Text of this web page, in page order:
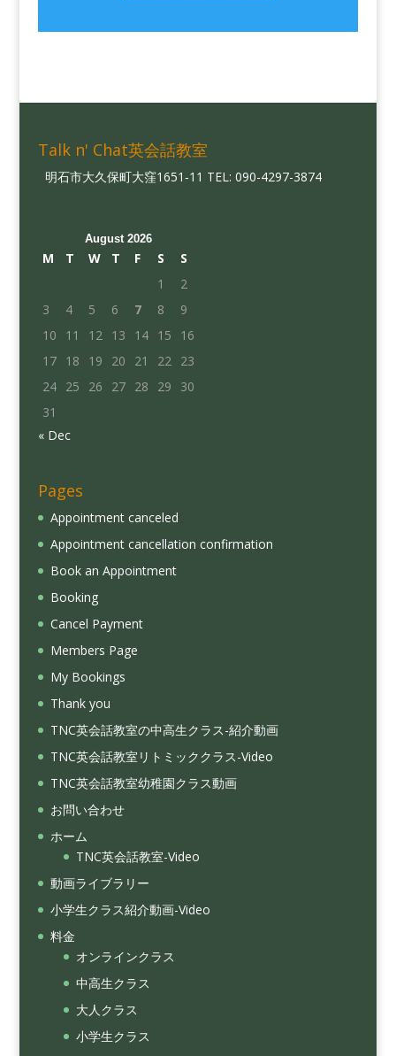
Talk n' Chat英会話教室
明石市大久保町大窪1651‐11 TEL: 090-4297-3874
August 2026
M T W T F S
S
1
2
3
4 5 6 7 8
9
10
11 12 13 14 15
16
17
18 19 20 21 22
23
24
25 26 27 28 29
30
31
« Dec
Pages
Appointment canceled
Appointment cancellation confirmation
Book an Appointment
Booking
Cancel Payment
Members Page
My Bookings
Thank you
TNC英会話教室の中高生クラス-紹介動画
TNC英会話教室リトミッククラス-Video
TNC英会話教室幼稚園クラス動画
お問い合わせ
ホーム
TNC英会話教室-Video
動画ライブラリー
小学生クラス紹介動画-Video
料金
オンラインクラス
中高生クラス
大人クラス
小学生クラス